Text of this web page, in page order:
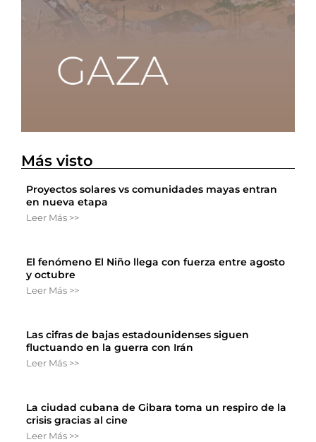
Más visto
Proyectos solares vs comunidades mayas entran
en nueva etapa
Leer Más >>
El fenómeno El Niño llega con fuerza entre agosto
y octubre
Leer Más >>
Las cifras de bajas estadounidenses siguen
fluctuando en la guerra con Irán
Leer Más >>
La ciudad cubana de Gibara toma un respiro de la
crisis gracias al cine
Leer Más >>